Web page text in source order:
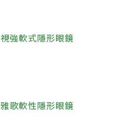
視強軟式隱形眼鏡
雅歌軟性隱形眼鏡